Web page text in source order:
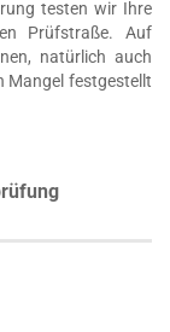
testen wir Ihre
Prüfstraße. Auf
natürlich auch
Mangel festgestellt